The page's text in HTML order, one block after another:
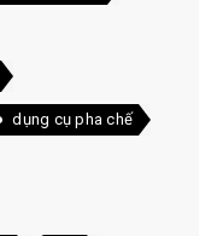
dụng cụ pha chế